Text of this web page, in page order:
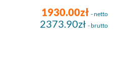
1930.00zł - netto
2373.90zł - brutto